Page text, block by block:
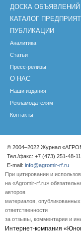
ДОСКА ОБЪЯВЛЕНИЙ
КАТАЛОГ
ПУБЛИКАЦИИ
Аналитика
Статьи
Пресс-релизы
О НАС
Наши издания
Рекламодателям
Контакты
© 2004–2022 Журнал
Тел./факс: +7 (473) 251-48-
E-mail: info@agromir-rf.ru
При цитировании и
на «Agromir-rf.ru»
авторов
материалов,
ответственности
за отзывы, комментарии и
Интернет-компания